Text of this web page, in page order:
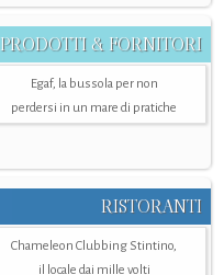
PRODOTTI & FORNITORI
Egaf, la bussola per non
perdersi in un mare di pratiche
RISTORANTI
Chameleon Clubbing Stintino,
il locale dai mille volti